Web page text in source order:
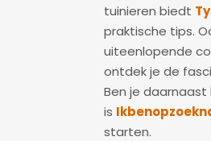
tuinieren biedt
praktische tips.
uiteenlopende
ontdek je de
Ben je
is
starten.